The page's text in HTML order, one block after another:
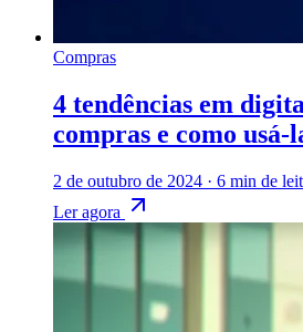
Compras
4 tendências em
compras e como usá-
2 de outubro de 2024 · 6 min de
Ler agora